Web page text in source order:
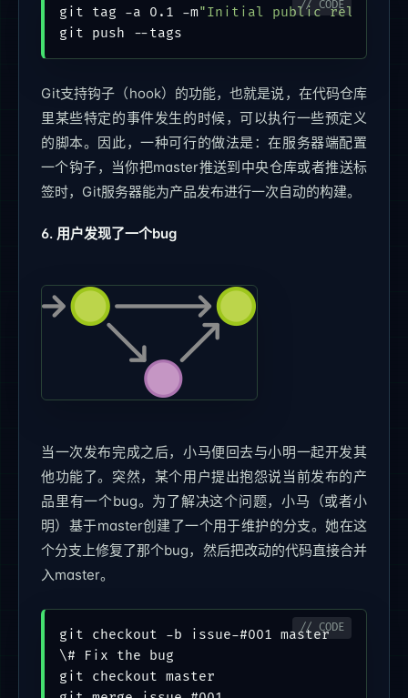
git tag -a 0.1 -m"Initial public release"
Git支持钩子（hook）的功能，也就是说，在代码仓库
里某些特定的事件发生的时候，可以执行一些预定义
的脚本。因此，一种可行的做法是：在服务器端配置
一个钩子，当你把master推送到中央仓库或者推送标
签时，Git服务器能为产品发布进行一次自动的构建。
6. 用户发现了一个bug
当一次发布完成之后，小马便回去与小明一起开发其
他功能了。突然，某个用户提出抱怨说当前发布的产
品里有一个bug。为了解决这个问题，小马（或者小
明）基于master创建了一个用于维护的分支。她在这
个分支上修复了那个bug，然后把改动的代码直接合并
入master。
git checkout -b issue-#001 master
\# Fix the bug
git checkout master